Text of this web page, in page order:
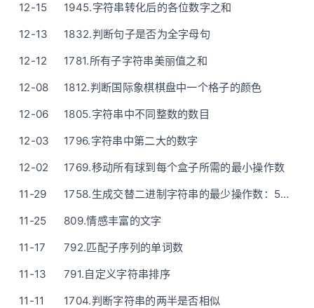
12-15
1945.字符串转化后的各位数字之和
12-13
1832.判断句子是否为全字母句
12-12
1781.所有子字符串美丽值之和
12-08
1812.判断国际象棋棋盘中一个格子的颜色
12-06
1805.字符串中不同整数的数目
12-03
1796.字符串中第二大的数字
12-02
1769.移动所有球到每个盒子所需的最小操作数
11-29
1758.生成交替二进制字符串的最少操作数：5行代码一次遍历
11-25
809.情感丰富的文字
11-17
792.匹配子序列的单词数
11-13
791.自定义字符串排序
11-11
1704.判断字符串的两半是否相似